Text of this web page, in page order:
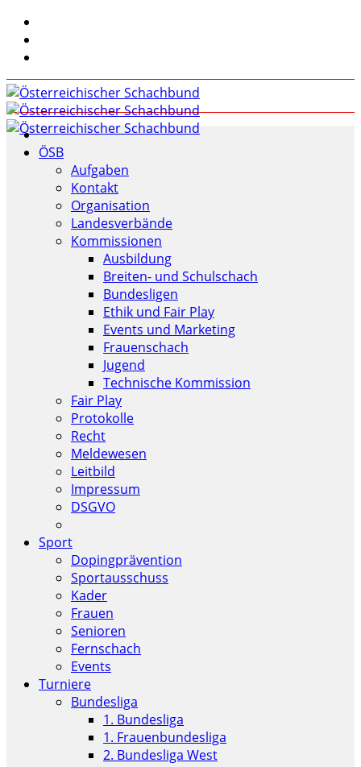
ÖSB
Aufgaben
Kontakt
Organisation
Landesverbände
Kommissionen
Ausbildung
Breiten- und Schulschach
Bundesligen
Ethik und Fair Play
Events und Marketing
Frauenschach
Jugend
Technische Kommission
Fair Play
Protokolle
Recht
Meldewesen
Leitbild
Impressum
DSGVO
Sport
Dopingprävention
Sportausschuss
Kader
Frauen
Senioren
Fernschach
Events
Turniere
Bundesliga
1. Bundesliga
1. Frauenbundesliga
2. Bundesliga West